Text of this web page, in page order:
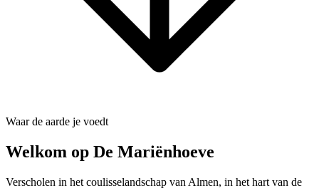
Waar de aarde je voedt
Welkom op De Mariënhoeve
Verscholen in het coulisselandschap van Almen, in het hart van de